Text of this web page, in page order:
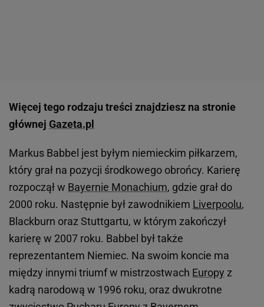
Więcej tego rodzaju treści znajdziesz na stronie
głównej Gazeta.pl
Markus Babbel jest byłym niemieckim piłkarzem,
który grał na pozycji środkowego obrońcy. Karierę
rozpoczął w Bayernie Monachium, gdzie grał do
2000 roku. Następnie był zawodnikiem Liverpoolu,
Blackburn oraz Stuttgartu, w którym zakończył
karierę w 2007 roku. Babbel był także
reprezentantem Niemiec. Na swoim koncie ma
między innymi triumf w mistrzostwach Europy z
kadrą narodową w 1996 roku, oraz dwukrotne